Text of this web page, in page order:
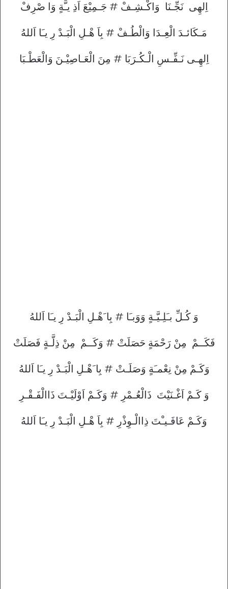
اِلهِى نَجِّـنَا وَاكْـشِـفْ # جَـمِيْعَ اَذِ يـَّةٍ وَا صْرِفْ
مَـكَائـدَ الْعِـدَا وَالْطُـفْ # بِاَ هْـلِ الْبَـدْ رِ يـَا اَللهُ
اِلهِـى نَـفِّـسِ الْـكُـرَبَا # مِنَ الْعَـاصِيْـنَ وَالْعَطْـبَا
وَ كُـلِّ بـَلِـيَّـةٍ وَوَبـَا # بِا َهْـلِ الْبَـدْ رِ يـَا اَللهُ
فَكَــمْ مِنْ رَحْمَةٍ حَصَلَتْ # وَكَــمْ مِنْ ذِلَّـةٍ فَصَلَتْ
وَكَـمْ مِنْ نِعْمـَةٍ وَصَلَـتْ # بِا َهْـلِ الْبَـدْ رِ يـَا اَللهُ
وَ كَـمْ اَغْـنَيْتَ ذَالْعُـمْرِ # وَكَـمْ اَوْلَيْـتَ ذَاالْفَـقْـرِ
وَكَـمْ عَافَـيـْتَ ذِاالْـوِذْرِ # بِاَ هْـلِ الْبَـدْ رِ يـَا اَللهُ